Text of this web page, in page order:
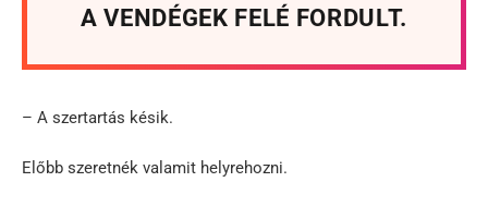
A VENDÉGEK FELÉ FORDULT.
– A szertartás késik.
Előbb szeretnék valamit helyrehozni.